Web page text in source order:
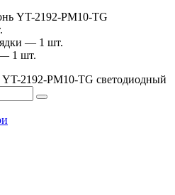
YT-2192-PM10-TG
— 1 шт.
— 1 шт.
2192-PM10-TG светодиодный